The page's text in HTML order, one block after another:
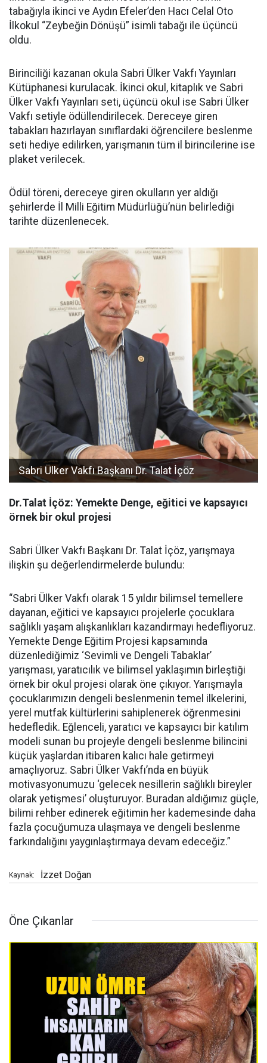
tabağıyla ikinci ve Aydın Efeler’den Hacı Celal Oto
İlkokul “Zeybeğin Dönüşü” isimli tabağı ile üçüncü
oldu.
Birinciliği kazanan okula Sabri Ülker Vakfı Yayınları
Kütüphanesi kurulacak. İkinci okul, kitaplık ve Sabri
Ülker Vakfı Yayınları seti, üçüncü okul ise Sabri Ülker
Vakfı setiyle ödüllendirilecek. Dereceye giren
tabakları hazırlayan sınıflardaki öğrencilere beslenme
seti hediye edilirken, yarışmanın tüm il birincilerine ise
plaket verilecek.
Ödül töreni, dereceye giren okulların yer aldığı
şehirlerde İl Milli Eğitim Müdürlüğü’nün belirlediği
tarihte düzenlenecek.
Sabri Ülker Vakfı Başkanı Dr. Talat İçöz
Dr.Talat İçöz: Yemekte Denge, eğitici ve kapsayıcı
örnek bir okul projesi
Sabri Ülker Vakfı Başkanı Dr. Talat İçöz, yarışmaya
ilişkin şu değerlendirmelerde bulundu:
“Sabri Ülker Vakfı olarak 15 yıldır bilimsel temellere
dayanan, eğitici ve kapsayıcı projelerle çocuklara
sağlıklı yaşam alışkanlıkları kazandırmayı hedefliyoruz.
Yemekte Denge Eğitim Projesi kapsamında
düzenlediğimiz ‘Sevimli ve Dengeli Tabaklar’
yarışması, yaratıcılık ve bilimsel yaklaşımın birleştiği
örnek bir okul projesi olarak öne çıkıyor. Yarışmayla
çocuklarımızın dengeli beslenmenin temel ilkelerini,
yerel mutfak kültürlerini sahiplenerek öğrenmesini
hedefledik. Eğlenceli, yaratıcı ve kapsayıcı bir katılım
modeli sunan bu projeyle dengeli beslenme bilincini
küçük yaşlardan itibaren kalıcı hale getirmeyi
amaçlıyoruz. Sabri Ülker Vakfı’nda en büyük
motivasyonumuzu ‘gelecek nesillerin sağlıklı bireyler
olarak yetişmesi’ oluşturuyor. Buradan aldığımız güçle,
bilimi rehber edinerek eğitimin her kademesinde daha
fazla çocuğumuza ulaşmaya ve dengeli beslenme
farkındalığını yaygınlaştırmaya devam edeceğiz.”
Kaynak: İzzet Doğan
Öne Çıkanlar